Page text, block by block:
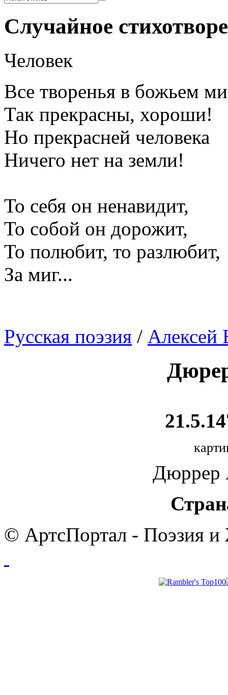
Случайное
Человек
Все творенья в божьем
Так прекрасны, хороши!
Но прекрасней человека
Ничего нет на земли!
То себя он ненавидит,
То собой он дорожит,
То полюбит, то разлюбит,
За миг...
Русская поэзия / Алексей
Дюррер
© АртсПортал - Поэзия